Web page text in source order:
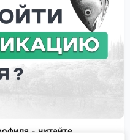
- читайте